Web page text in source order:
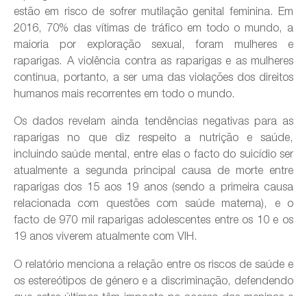
estão em risco de sofrer mutilação genital feminina. Em
2016, 70% das vítimas de tráfico em todo o mundo, a
maioria por exploração sexual, foram mulheres e
raparigas. A violência contra as raparigas e as mulheres
continua, portanto, a ser uma das violações dos direitos
humanos mais recorrentes em todo o mundo.
Os dados revelam ainda tendências negativas para as
raparigas no que diz respeito a nutrição e saúde,
incluindo saúde mental, entre elas o facto do suicídio ser
atualmente a segunda principal causa de morte entre
raparigas dos 15 aos 19 anos (sendo a primeira causa
relacionada com questões com saúde materna), e o
facto de 970 mil raparigas adolescentes entre os 10 e os
19 anos viverem atualmente com VIH.
O relatório menciona a relação entre os riscos de saúde e
os estereótipos de género e a discriminação, defendendo